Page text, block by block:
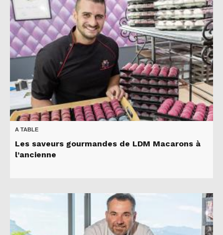
A TABLE
Les saveurs gourmandes de LDM Macarons à
l’ancienne